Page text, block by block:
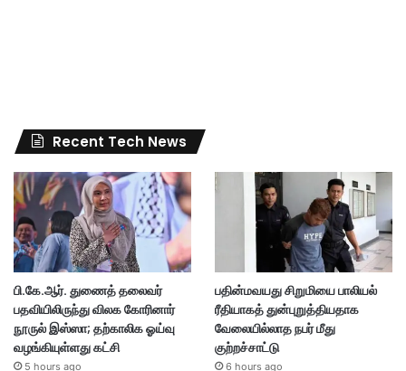
Recent Tech News
பி.கே.ஆர். துணைத் தலைவர்
பதவியிலிருந்து விலக கோரினார்
நூருல் இஸ்ஸா; தற்காலிக ஓய்வு
வழங்கியுள்ளது கட்சி
5 hours ago
பதின்மவயது சிறுமியை பாலியல்
ரீதியாகத் துன்புறுத்தியதாக
வேலையில்லாத நபர் மீது
குற்றச்சாட்டு
6 hours ago